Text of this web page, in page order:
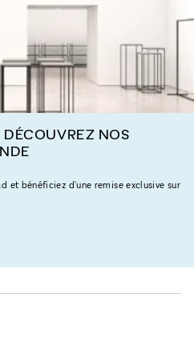
DÉCOUVREZ NOS
et bénéficiez d'une remise exclusive sur